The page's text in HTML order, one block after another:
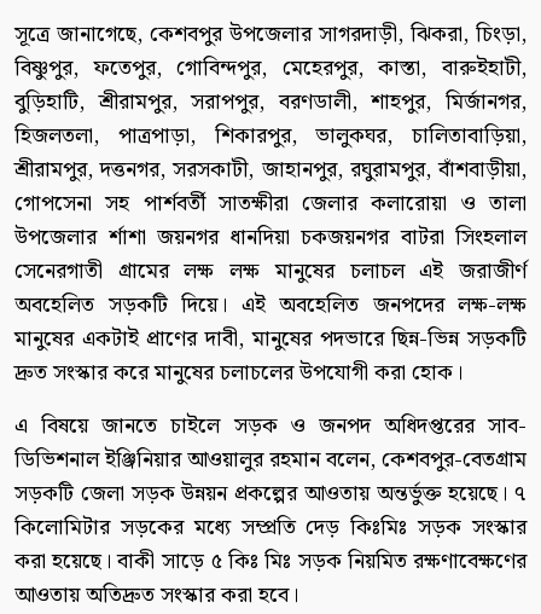
সূত্রে জানাগেছে, কেশবপুর উপজেলার সাগরদাড়ী, ঝিকরা, চিংড়া,
বিষ্ণুপুর, ফতেপুর, গোবিন্দপুর, মেহেরপুর, কাস্তা, বারুইহাটী,
বুড়িহাটি, শ্রীরামপুর, সরাপপুর, বরণডালী, শাহপুর, মির্জানগর,
হিজলতলা, পাত্রপাড়া, শিকারপুর, ভালুকঘর, চালিতাবাড়িয়া,
শ্রীরামপুর, দত্তনগর, সরসকাটী, জাহানপুর, রঘুরামপুর, বাঁশবাড়ীয়া,
গোপসেনা সহ পার্শবর্তী সাতক্ষীরা জেলার কলারোয়া ও তালা
উপজেলার র্শাশা জয়নগর ধানদিয়া চকজয়নগর বাটরা সিংহলাল
সেনেরগাতী গ্রামের লক্ষ লক্ষ মানুষের চলাচল এই জরাজীর্ণ
অবহেলিত সড়কটি দিয়ে। এই অবহেলিত জনপদের লক্ষ-লক্ষ
মানুষের একটাই প্রাণের দাবী, মানুষের পদভারে ছিন্ন-ভিন্ন সড়কটি
দ্রুত সংস্কার করে মানুষের চলাচলের উপযোগী করা হোক।
এ বিষয়ে জানতে চাইলে সড়ক ও জনপদ অধিদপ্তরের সাব-
ডিভিশনাল ইঞ্জিনিয়ার আওয়ালুর রহমান বলেন, কেশবপুর-বেতগ্রাম
সড়কটি জেলা সড়ক উন্নয়ন প্রকল্পের আওতায় অন্তর্ভুক্ত হয়েছে। ৭
কিলোমিটার সড়কের মধ্যে সম্প্রতি দেড় কিঃমিঃ সড়ক সংস্কার
করা হয়েছে। বাকী সাড়ে ৫ কিঃ মিঃ সড়ক নিয়মিত রক্ষণাবেক্ষণের
আওতায় অতিদ্রুত সংস্কার করা হবে।